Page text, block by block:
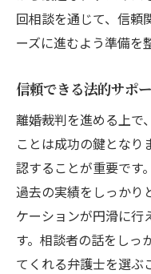
回相談を通じて、信頼
ーズに進むよう準備を
信頼できる法的サポ
離婚裁判を進める上で
ことは成功の鍵となり
認することが重要です
過去の実績をしっかり
ケーションが円滑に行
す。相談者の話をしっ
てくれる弁護士を選ぶ